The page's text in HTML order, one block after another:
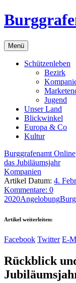
Menü
Schützenleben
Bezirk
Jugend
Unser Land
Blickwinkel
Europa & Co
Kultur
Burggrafenamt Online
das Jubiläumsjahr
Kompanien
Artikel Datum: 4.
Kommentare: 0
2020Angelobung
Artikel weiterleiten:
Facebook Twitter E-
Rückblick